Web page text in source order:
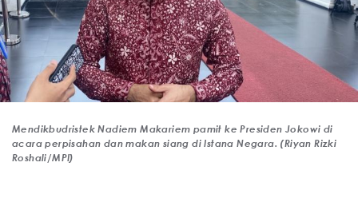
Mendikbudristek Nadiem Makariem pamit ke Presiden Jokowi di
acara perpisahan dan makan siang di Istana Negara. (Riyan Rizki
Roshali/MPI)